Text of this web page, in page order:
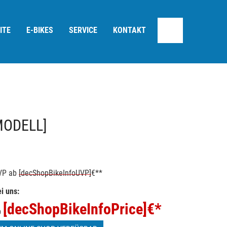
E-BIKES SERVICE KONTAKT
ab [decShopBikeInfoUVP]€**
uns:
[decShopBikeInfoPrice] €*